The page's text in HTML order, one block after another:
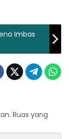
Imbas
Ruas yang